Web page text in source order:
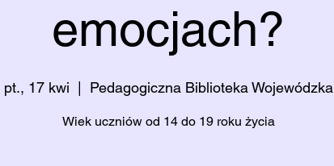
emocjach?
pt., 17 kwi Pedagogiczna Biblioteka Wojewódzka
Wiek uczniów od 14 do 19 roku życia